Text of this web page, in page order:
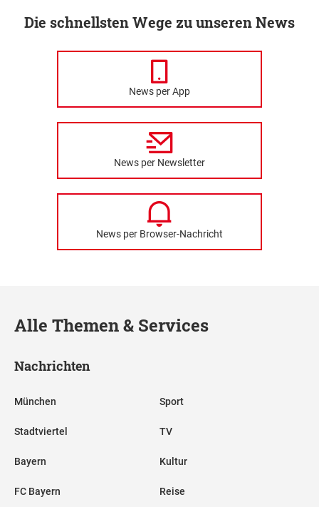
Die schnellsten Wege zu unseren News
News per App
News per Newsletter
News per Browser-Nachricht
Alle Themen & Services
Nachrichten
München
Stadtviertel
Bayern
FC Bayern
Sport
TV
Kultur
Reise